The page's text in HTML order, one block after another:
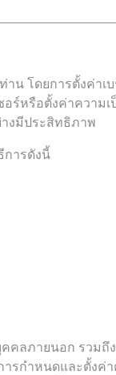
โดยการตั้งค่าเ
ร์หรือตั้งค่าควา
งมีประสิทธิภาพ
การดังนี้
คลภายนอก รวม
รกำหนดและตั้ง